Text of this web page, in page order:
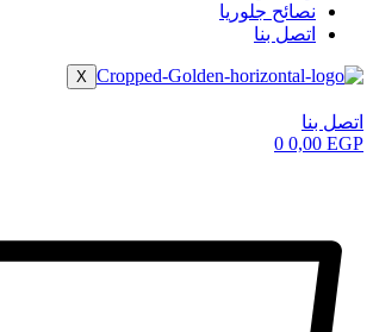
نصائح جلوريا
اتصل بنا
X
اتصل بنا
0,00 EGP
0